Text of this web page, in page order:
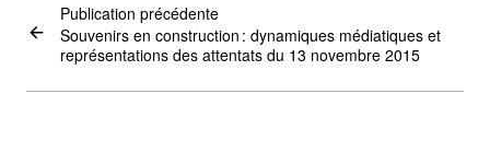
Publication précédente
Souvenirs en construction : dynamiques médiatiques et
représentations des attentats du 13 novembre 2015